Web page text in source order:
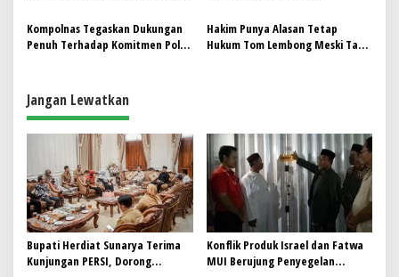
Kompolnas Tegaskan Dukungan
Penuh Terhadap Komitmen Polri
Hakim Punya Alasan Tetap
Hukum Tom Lembong Meski Tak
Jangan Lewatkan
Bupati Herdiat Sunarya Terima
Kunjungan PERSI, Dorong
Konflik Produk Israel dan Fatwa
MUI Berujung Penyegelan